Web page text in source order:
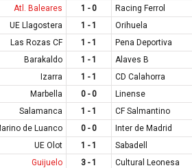
Atl. Baleares 1 - 0 Racing Ferrol
UE Llagostera 1 - 1 Orihuela
Las Rozas CF 1 - 1 Pena Deportiva
Barakaldo 1 - 1 Alaves B
Izarra 1 - 1 CD Calahorra
Marbella 0 - 0 Linense
Salamanca 1 - 1 CF Salmantino
de Luanco 0 - 0 Inter de Madrid
UE Olot 1 - 1 Sabadell
Guijuelo 3 - 1 Cultural Leonesa